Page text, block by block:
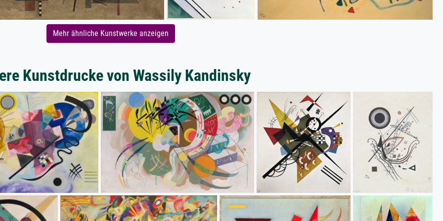
Mehr ähnliche Kunstwerke anzeigen
Kunstdrucke von Wassily Kandinsky